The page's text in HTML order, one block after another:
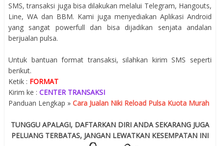
SMS, transaksi juga bisa dilakukan melalui Telegram, Hangouts,
Line, WA dan BBM. Kami juga menyediakan Aplikasi Android
yang sangat powerfull dan bisa dijadikan senjata andalan
berjualan pulsa.
Untuk bantuan format transaksi, silahkan kirim SMS seperti
berikut.
Ketik : FORMAT
Kirim ke : CENTER TRANSAKSI
Panduan Lengkap » Cara Jualan Niki Reload Pulsa Kuota Murah
TUNGGU APALAGI, DAFTARKAN DIRI ANDA SEKARANG JUGA
PELUANG TERBATAS, JANGAN LEWATKAN KESEMPATAN INI